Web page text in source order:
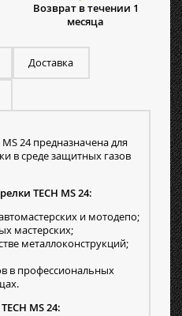
Возврат в течении 1
месяца
Доставка
24 предназначена для
в среде защитных газов
TECH MS 24:
и мотодепо;
мастерских;
металлоконструкций;
в профессиональных
MS 24: